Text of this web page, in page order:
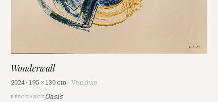
Wonderwall
2024 · 195 × 130 cm · Vendue
RÉSONANCEOasis